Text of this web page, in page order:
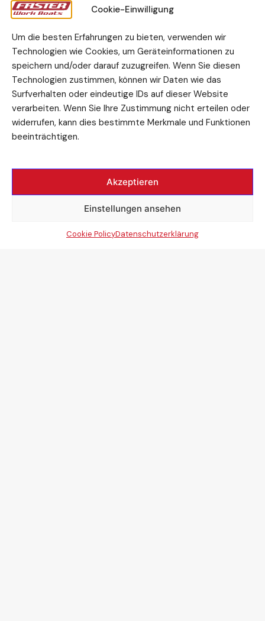
Cookie-Einwilligung
Um die besten Erfahrungen zu bieten, verwenden wir
Technologien wie Cookies, um Geräteinformationen zu
speichern und/oder darauf zuzugreifen. Wenn Sie diesen
Technologien zustimmen, können wir Daten wie das
Surfverhalten oder eindeutige IDs auf dieser Website
verarbeiten. Wenn Sie Ihre Zustimmung nicht erteilen oder
widerrufen, kann dies bestimmte Merkmale und Funktionen
beeinträchtigen.
Akzeptieren
Einstellungen ansehen
Cookie PolicyDatenschutzerklärung